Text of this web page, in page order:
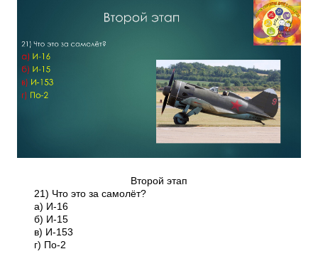
Второй этап
21) Что это за самолёт?
а) И-16
б) И-15
в) И-153
г) По-2